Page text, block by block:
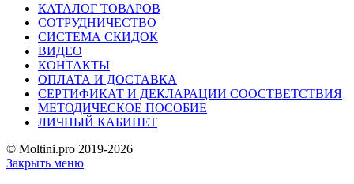
КАТАЛОГ ТОВАРОВ
СОТРУДНИЧЕСТВО
СИСТЕМА СКИДОК
ВИДЕО
КОНТАКТЫ
ОПЛАТА И ДОСТАВКА
СЕРТИФИКАТ И ДЕКЛАРАЦИИ СООСТВЕТСТВИЯ
МЕТОДИЧЕСКОЕ ПОСОБИЕ
ЛИЧНЫЙ КАБИНЕТ
© Moltini.pro 2019-2026
Закрыть меню